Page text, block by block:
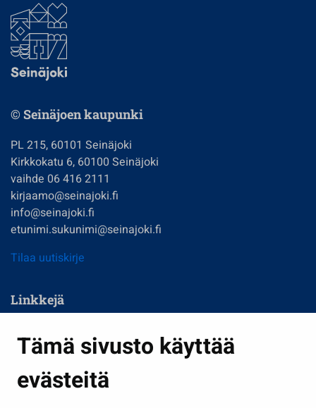
Tämä sivusto käyttää
evästeitä
© Seinäjoen kaupunki
PL 215, 60101 Seinäjoki
Kirkkokatu 6, 60100 Seinäjoki
vaihde 06 416 2111
kirjaamo@seinajoki.fi
info@seinajoki.fi
etunimi.sukunimi@seinajoki.fi
Tilaa uutiskirje
Linkkejä
Kasvatus ja opetus
Kulttuuri ja liikunta